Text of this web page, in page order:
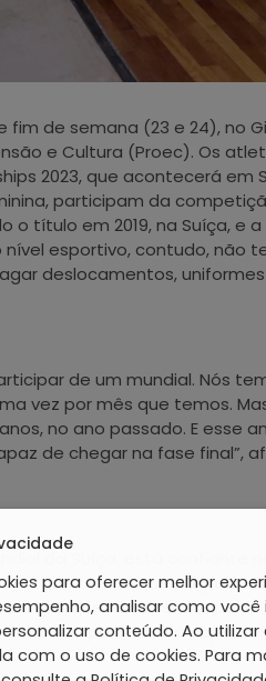
fim de semana (23 e 24), no
e Cultura (Proec). Os
2023, que acontecerá em
participam da
título em 2019, na Suíça, e a
esportivo, contudo, não
deslocamentos,
de um mundial. Nós
vez por mês que temos.
no ano passado. E esse
de chegar na fase final”,
da Suíça, está confiante
temos que pagar tudo
porque não tinha
equipe. O nosso objetivo
para oferecer melhor
analisar como você
conteúdo. Ao utilizar
com o uso de cookies. Para